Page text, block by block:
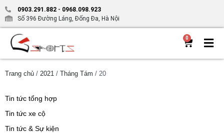
0903.291.882 - 0968.098.923
Số 396 Đường Láng, Đống Đa, Hà Nội
0
Trang chủ / 2021 / Tháng Tám / 20
Tin tức tổng hợp
Tin tức xe cộ
Tin tức & Sự kiện